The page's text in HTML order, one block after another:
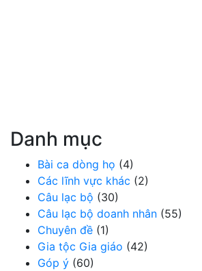
Danh mục
Bài ca dòng họ (4)
Các lĩnh vực khác (2)
Câu lạc bộ (30)
Câu lạc bộ doanh nhân (55)
Chuyên đề (1)
Gia tộc Gia giáo (42)
Góp ý (60)